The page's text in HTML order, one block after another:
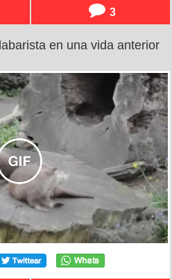
3
en una vida anterior